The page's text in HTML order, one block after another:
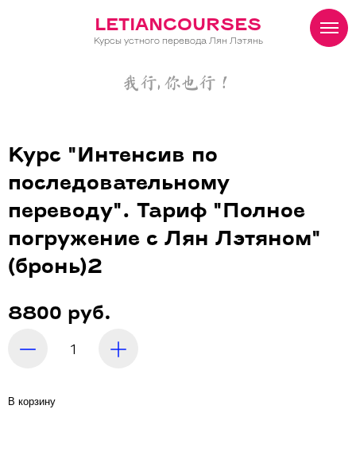
LETIANCOURSES
Курсы устного перевода Лян Лэтянь
我行, 你也行！
Курс "Интенсив по
последовательному
переводу". Тариф "Полное
погружение с Лян Лэтяном"
(бронь)2
8800 руб.
В корзину